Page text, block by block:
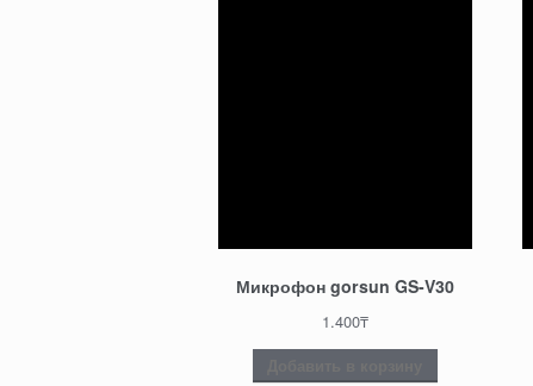
Микрофон gorsun GS-V30
1.400₸